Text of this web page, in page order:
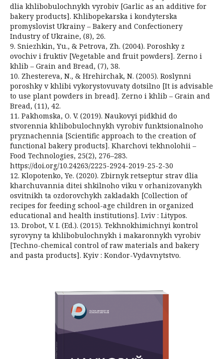
dlia khlibobulochnykh vyrobiv [Garlic as an additive for
bakery products]. Khlibopekarska i kondyterska
promyslovist Ukrainy – Bakery and Confectionery
Industry of Ukraine, (8), 26.
9. Sniezhkin, Yu., & Petrova, Zh. (2004). Poroshky z
ovochiv i fruktiv [Vegetable and fruit powders]. Zerno i
khlib – Grain and Bread, (7), 38.
10. Zhestereva, N., & Hrehirchak, N. (2005). Roslynni
poroshky v khlibi vykorystovuvaty dotsilno [It is advisable
to use plant powders in bread]. Zerno i khlib – Grain and
Bread, (11), 42.
11. Pakhomska, O. V. (2019). Naukovyi pidkhid do
stvorennia khlibobulochnykh vyrobiv funktsionalnoho
pryznachennia [Scientific approach to the creation of
functional bakery products]. Kharchovi tekhnolohii –
Food Technologies, 25(2), 276–283.
https://doi.org/10.24263/2225-2924-2019-25-2-30
12. Klopotenko, Ye. (2020). Zbirnyk retseptur strav dlia
kharchuvannia ditei shkilnoho viku v orhanizovanykh
osvitnikh ta ozdorovchykh zakladakh [Collection of
recipes for feeding school-age children in organized
educational and health institutions]. Lviv : Litypos.
13. Drobot, V. I. (Ed.). (2015). Tekhnokhimichnyi kontrol
syrovyny ta khlibobulochnykh i makaronnykh vyrobiv
[Techno-chemical control of raw materials and bakery
and pasta products]. Kyiv : Kondor-Vydavnytstvo.